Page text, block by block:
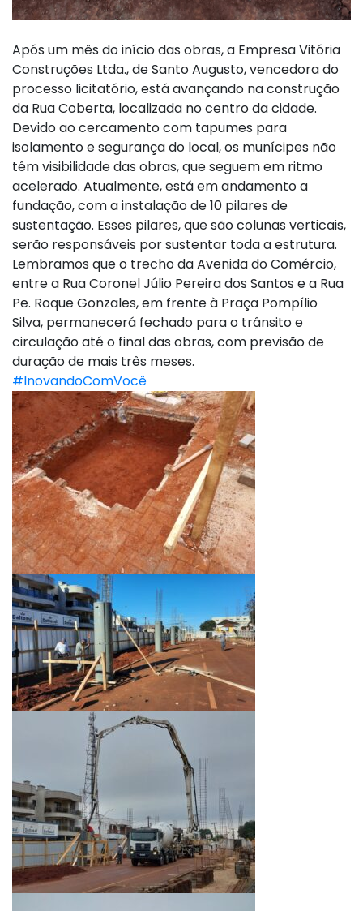
Após um mês do início das obras, a Empresa Vitória
Construções Ltda., de Santo Augusto, vencedora do
processo licitatório, está avançando na construção
da Rua Coberta, localizada no centro da cidade.
Devido ao cercamento com tapumes para
isolamento e segurança do local, os munícipes não
têm visibilidade das obras, que seguem em ritmo
acelerado. Atualmente, está em andamento a
fundação, com a instalação de 10 pilares de
sustentação. Esses pilares, que são colunas verticais,
serão responsáveis por sustentar toda a estrutura.
Lembramos que o trecho da Avenida do Comércio,
entre a Rua Coronel Júlio Pereira dos Santos e a Rua
Pe. Roque Gonzales, em frente à Praça Pompílio
Silva, permanecerá fechado para o trânsito e
circulação até o final das obras, com previsão de
duração de mais três meses.
#InovandoComVocê